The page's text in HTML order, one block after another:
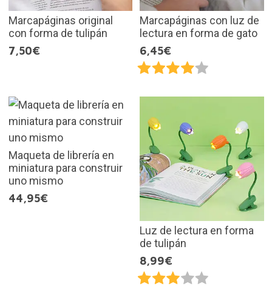
Marcapáginas original
con forma de tulipán
7,50€
Marcapáginas con luz de
lectura en forma de gato
6,45€
Maqueta de librería en
miniatura para construir
uno mismo
44,95€
Luz de lectura en forma
de tulipán
8,99€